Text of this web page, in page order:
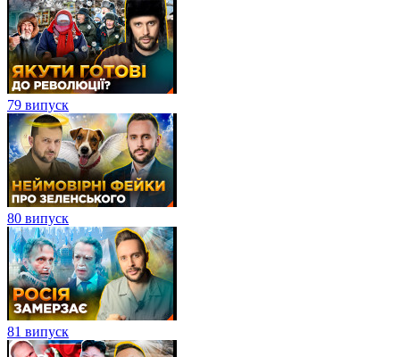
79 випуск
80 випуск
81 випуск